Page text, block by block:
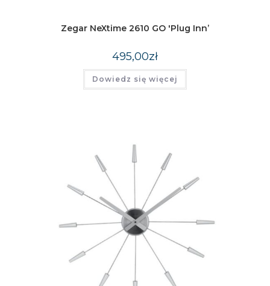
Zegar NeXtime 2610 GO 'Plug Inn’
495,00zł
Dowiedz się więcej